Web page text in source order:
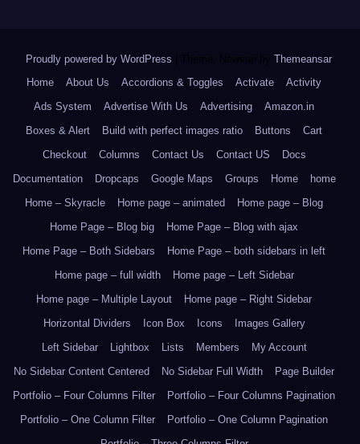
Proudly powered by WordPress Theme: Newsup by Themeansar.
Home
About Us Accordions & Toggles Activate
Activity
Ads System
Advertise With Us Advertising
Amazon.in
Boxes & Alert
Build with perfect images ratio Buttons
Cart
Checkout
Columns Contact Us Contact US
Docs
Documentation
Dropcaps Google Maps Groups Home
home
Home – Skyracle
Home page – animated
Home page – Blog
Home Page – Blog big
Home Page – Blog with ajax
Home Page – Both Sidebars
Home Page – both sidebars in left
Home page – full width
Home page – Left Sidebar
Home page – Multiple Layout
Home page – Right Sidebar
Horizontal Dividers
Icon Box Icons
Images Gallery
Left Sidebar
Lightbox Lists Members
My Account
No Sidebar Content Centered
No Sidebar Full Width
Page Builder
Portfolio – Four Columns Filter
Portfolio – Four Columns Pagination
Portfolio – One Column Filter
Portfolio – One Column Pagination